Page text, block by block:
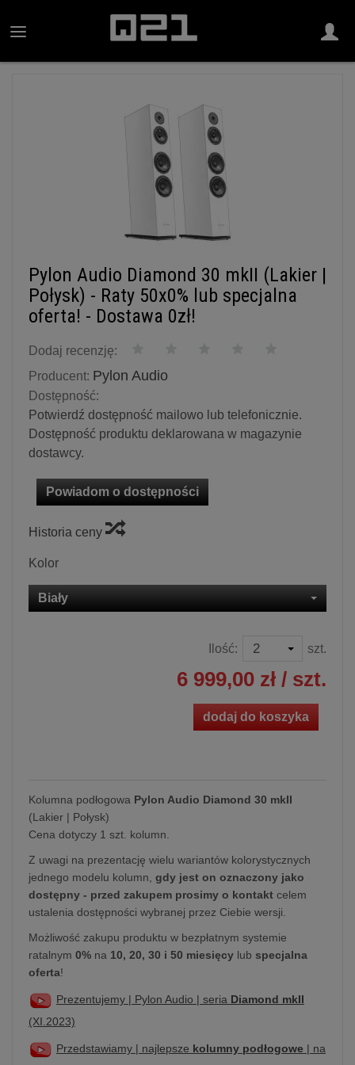
Pylon Audio Diamond 30 mkII (Lakier |
Połysk) - Raty 50x0% lub specjalna
oferta! - Dostawa 0zł!
Dodaj recenzję:
Producent: Pylon Audio
Dostępność:
Potwierdź dostępność mailowo lub telefonicznie.
Dostępność produktu deklarowana w magazynie
dostawcy.
Powiadom o dostępności
Historia ceny
Kolor
Biały
Ilość: szt.
6 999,00 zł / szt.
dodaj do koszyka
Kolumna podłogowa Pylon Audio Diamond 30 mkII
(Lakier | Połysk)
Cena dotyczy 1 szt. kolumn.
Z uwagi na prezentację wielu wariantów kolorystycznych
jednego modelu kolumn, gdy jest on oznaczony jako
dostępny - przed zakupem prosimy o kontakt celem
ustalenia dostępności wybranej przez Ciebie wersji.
Możliwość zakupu produktu w bezpłatnym systemie
ratalnym 0% na 10, 20, 30 i 50 miesięcy lub specjalna
oferta!
Prezentujemy | Pylon Audio | seria Diamond mkII
(XI.2023)
Przedstawiamy | najlepsze kolumny podłogowe | na